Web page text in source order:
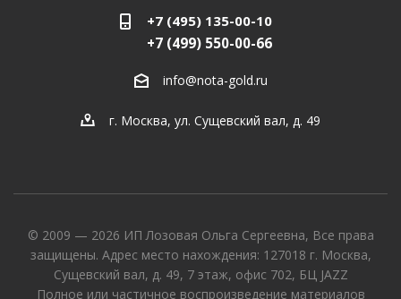
+7 (495) 135-00-10
+7 (499) 550-00-66
info@nota-gold.ru
г. Москва, ул. Сущевский вал, д. 49
© 2009 — 2026 ИП Лозовая Ольга Сергеевна, Все права
защищены. Адрес место нахождения: 127018 г. Москва,
Сущевский вал, д. 49, 7 этаж, офис 702, БЦ JAZZ
Полное или частичное воспроизведение материалов